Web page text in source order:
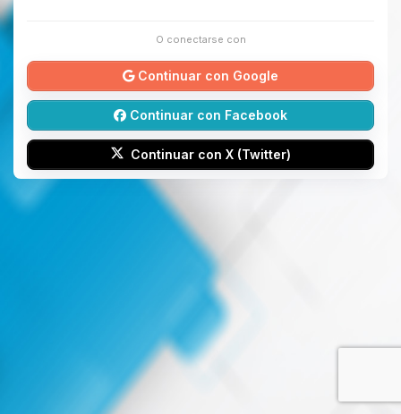
O conectarse con
Continuar con Google
Continuar con Facebook
Continuar con X (Twitter)